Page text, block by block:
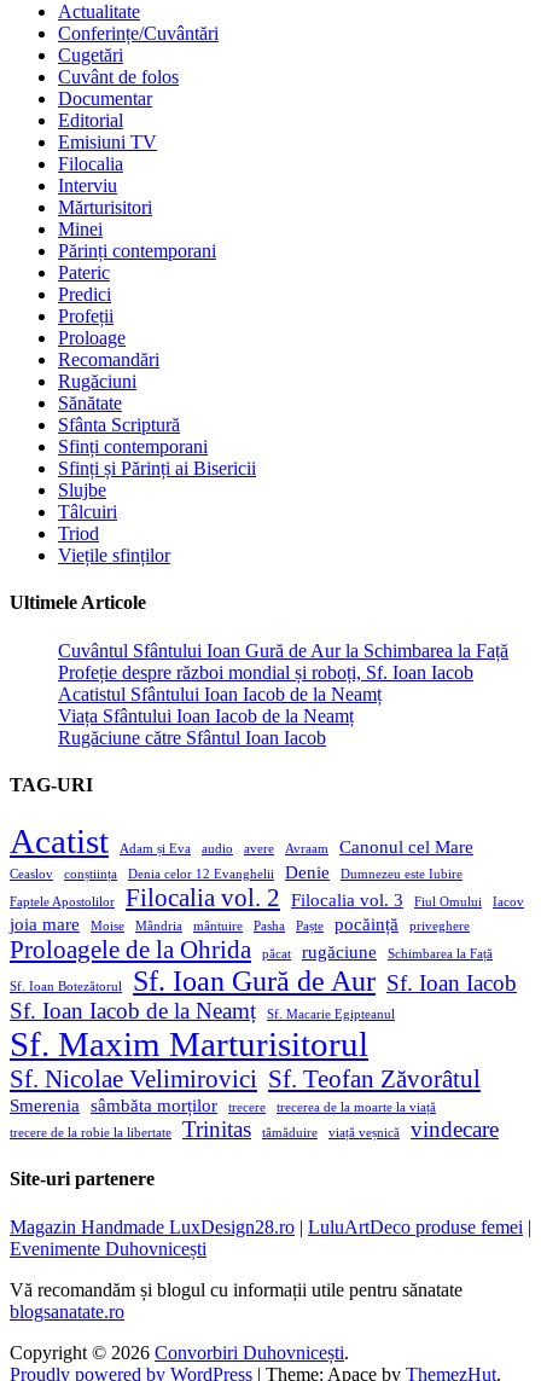
Actualitate
Conferințe/Cuvântări
Cugetări
Cuvânt de folos
Documentar
Editorial
Emisiuni TV
Filocalia
Interviu
Mărturisitori
Minei
Părinți contemporani
Pateric
Predici
Profeții
Proloage
Recomandări
Rugăciuni
Sănătate
Sfânta Scriptură
Sfinți contemporani
Sfinți și Părinți ai Bisericii
Slujbe
Tâlcuiri
Triod
Viețile sfinților
Ultimele Articole
Cuvântul Sfântului Ioan Gură de Aur la Schimbarea la Față
Profeție despre război mondial și roboți, Sf. Ioan Iacob
Acatistul Sfântului Ioan Iacob de la Neamț
Viața Sfântului Ioan Iacob de la Neamț
Rugăciune către Sfântul Ioan Iacob
TAG-URI
Acatist Adam și Eva audio avere Avraam Canonul cel Mare
Ceaslov conștiința Denia celor 12 Evanghelii Denie Dumnezeu este Iubire
Faptele Apostolilor Filocalia vol. 2 Filocalia vol. 3 Fiul Omului Iacov
joia mare Moise Mândria mântuire Pasha Paște pocăință priveghere
Proloagele de la Ohrida păcat rugăciune Schimbarea la Față
Sf. Ioan Botezătorul Sf. Ioan Gură de Aur Sf. Ioan Iacob
Sf. Ioan Iacob de la Neamț
Sf. Macarie Egipteanul
Sf. Maxim Marturisitorul
Sf. Nicolae Velimirovici Sf. Teofan Zăvorâtul
Smerenia sâmbăta morților trecere
trecerea de la moarte la viață
trecere de la robie la libertate
Trinitas tămăduire viață veșnică vindecare
Site-uri partenere
Magazin Handmade LuxDesign28.ro | LuluArtDeco produse femei |
Evenimente Duhovnicești
Vă recomandăm și blogul cu informații utile pentru sănatate
blogsanatate.ro
Copyright © 2026 Convorbiri Duhovnicești.
Proudly powered by WordPress | Theme: Apace by ThemezHut.